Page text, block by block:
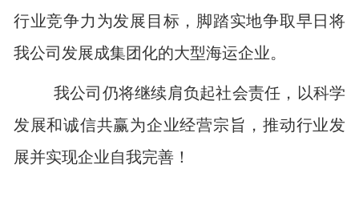
行业竞争力为发展目标，脚踏实地争取早日将
我公司发展成集团化的大型海运企业。
我公司仍将继续肩负起社会责任，以科学
发展和诚信共赢为企业经营宗旨，推动行业发
展并实现企业自我完善！